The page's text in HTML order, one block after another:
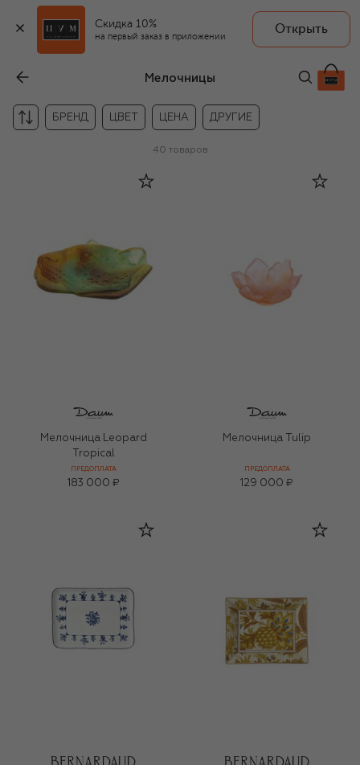
Скидка 10%
на первый заказ в приложении
Открыть
Мелочницы
БРЕНД ЦВЕТ ЦЕНА ДРУГИЕ
40 товаров
Мелочница Leopard
Tropical
ПРЕДОПЛАТА
183 000 ₽
Мелочница Tulip
ПРЕДОПЛАТА
129 000 ₽